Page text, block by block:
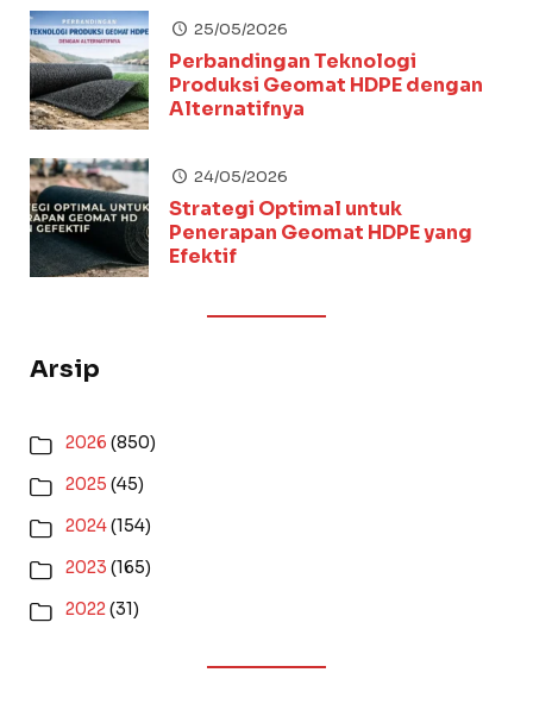
25/05/2026
Perbandingan Teknologi
Produksi Geomat HDPE dengan
Alternatifnya
24/05/2026
Strategi Optimal untuk
Penerapan Geomat HDPE yang
Efektif
Arsip
2026 (850)
2025 (45)
2024(154)
2023 (165)
2022(31)